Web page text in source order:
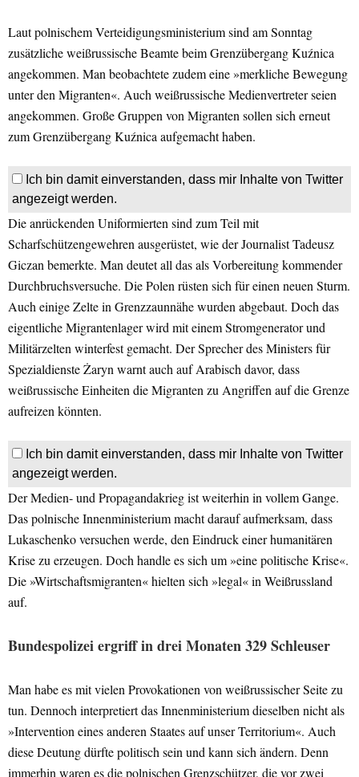
Laut polnischem Verteidigungsministerium sind am Sonntag
zusätzliche weißrussische Beamte beim Grenzübergang Kuźnica
angekommen. Man beobachtete zudem eine »merkliche Bewegung
unter den Migranten«. Auch weißrussische Medienvertreter seien
angekommen. Große Gruppen von Migranten sollen sich erneut
zum Grenzübergang Kuźnica aufgemacht haben.
Ich bin damit einverstanden, dass mir Inhalte von Twitter
angezeigt werden.
Die anrückenden Uniformierten sind zum Teil mit
Scharfschützengewehren ausgerüstet, wie der Journalist Tadeusz
Giczan bemerkte. Man deutet all das als Vorbereitung kommender
Durchbruchsversuche. Die Polen rüsten sich für einen neuen Sturm.
Auch einige Zelte in Grenzzaunnähe wurden abgebaut. Doch das
eigentliche Migrantenlager wird mit einem Stromgenerator und
Militärzelten winterfest gemacht. Der Sprecher des Ministers für
Spezialdienste Żaryn warnt auch auf Arabisch davor, dass
weißrussische Einheiten die Migranten zu Angriffen auf die Grenze
aufreizen könnten.
Ich bin damit einverstanden, dass mir Inhalte von Twitter
angezeigt werden.
Der Medien- und Propagandakrieg ist weiterhin in vollem Gange.
Das polnische Innenministerium macht darauf aufmerksam, dass
Lukaschenko versuchen werde, den Eindruck einer humanitären
Krise zu erzeugen. Doch handle es sich um »eine politische Krise«.
Die »Wirtschaftsmigranten« hielten sich »legal« in Weißrussland
auf.
Bundespolizei ergriff in drei Monaten 329 Schleuser
Man habe es mit vielen Provokationen von weißrussischer Seite zu
tun. Dennoch interpretiert das Innenministerium dieselben nicht als
»Intervention eines anderen Staates auf unser Territorium«. Auch
diese Deutung dürfte politisch sein und kann sich ändern. Denn
immerhin waren es die polnischen Grenzschützer, die vor zwei